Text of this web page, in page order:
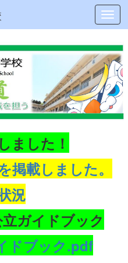
ました！
掲載しました。
況
ガイドブック
ドブック.pdf